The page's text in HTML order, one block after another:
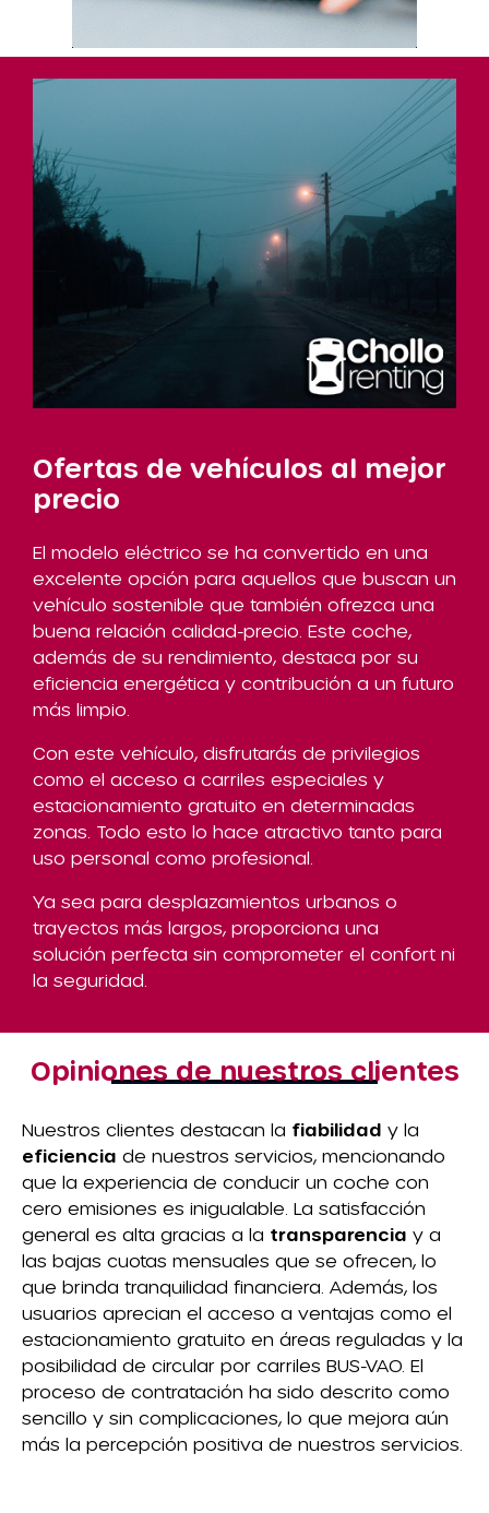
Ofertas de vehículos al mejor
precio
El modelo eléctrico se ha convertido en una
excelente opción para aquellos que buscan un
vehículo sostenible que también ofrezca una
buena relación calidad-precio. Este coche,
además de su rendimiento, destaca por su
eficiencia energética y contribución a un futuro
más limpio.
Con este vehículo, disfrutarás de privilegios
como el acceso a carriles especiales y
estacionamiento gratuito en determinadas
zonas. Todo esto lo hace atractivo tanto para
uso personal como profesional.
Ya sea para desplazamientos urbanos o
trayectos más largos, proporciona una
solución perfecta sin comprometer el confort ni
la seguridad.
Opiniones de nuestros clientes
Nuestros clientes destacan la fiabilidad y la
eficiencia de nuestros servicios, mencionando
que la experiencia de conducir un coche con
cero emisiones es inigualable. La satisfacción
general es alta gracias a la transparencia y a
las bajas cuotas mensuales que se ofrecen, lo
que brinda tranquilidad financiera. Además, los
usuarios aprecian el acceso a ventajas como el
estacionamiento gratuito en áreas reguladas y la
posibilidad de circular por carriles BUS-VAO. El
proceso de contratación ha sido descrito como
sencillo y sin complicaciones, lo que mejora aún
más la percepción positiva de nuestros servicios.